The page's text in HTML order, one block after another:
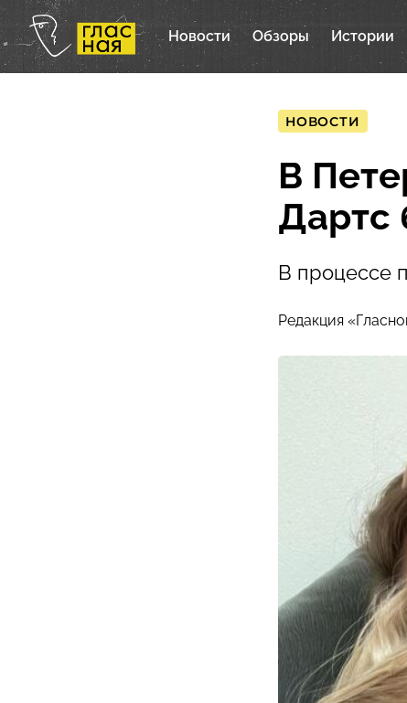
Новости Обзоры Истории
НОВОСТИ
В
Дартс
В процессе
Редакция